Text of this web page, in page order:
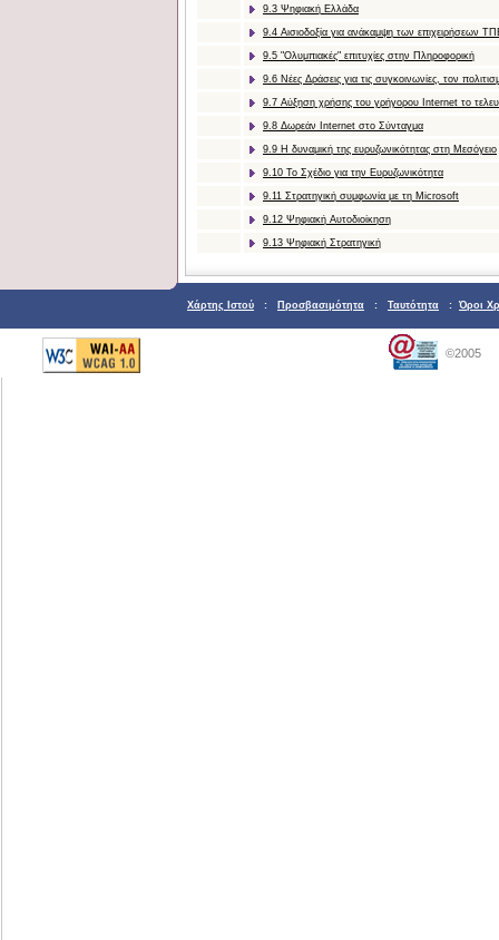
9.3 Ψηφιακή Ελλάδα
9.4 Αισιοδοξία για ανάκαμψη των επιχειρήσεων
9.5 "Ολυμπιακές" επιτυχίες στην Πληροφορική
9.6 Nέες Δράσεις για τις συγκοινωνίες, τον
9.7 Αύξηση χρήσης του γρήγορου Internet το
9.8 Δωρεάν Internet στο Σύνταγμα
9.9 Η δυναμική της ευρυζωνικότητας στη Μεσόγειο
9.10 Το Σχέδιο για την Ευρυζωνικότητα
9.11 Στρατηγική συμφωνία με τη Microsoft
9.12 Ψηφιακή Αυτοδιοίκηση
9.13 Ψηφιακή Στρατηγική
Χάρτης Ιστού : Προσβασιμότητα : Ταυτότητα : Όροι
©2005